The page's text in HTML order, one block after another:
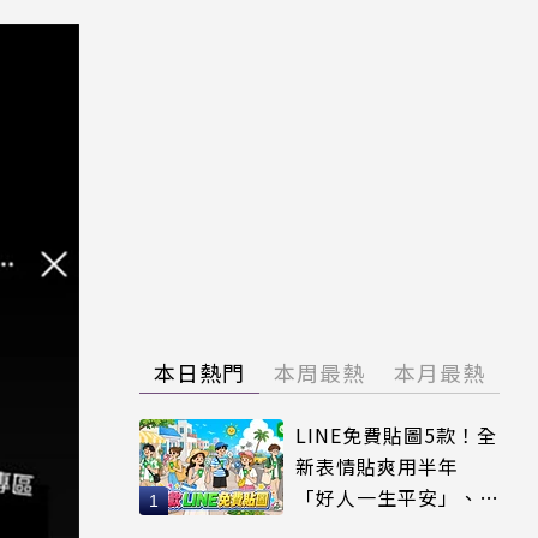
本日熱門 本周最熱 本月最熱
LINE免費貼圖5款！全
新表情貼爽用半年
「好人一生平安」、